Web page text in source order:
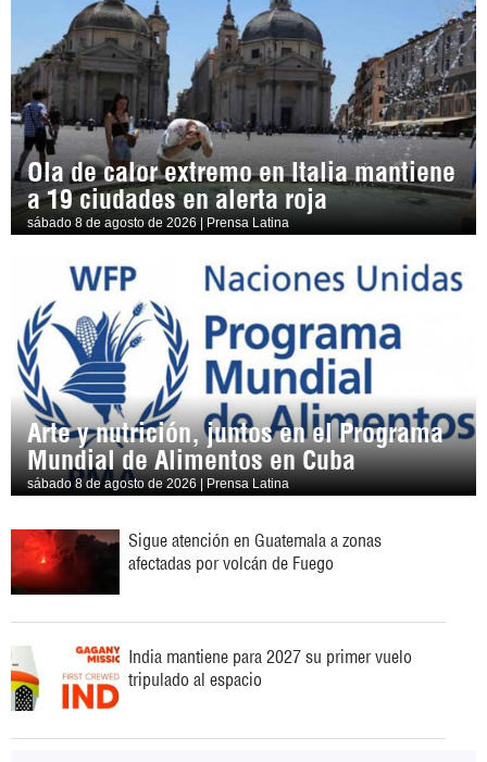
Ola de calor extremo en Italia mantiene
a 19 ciudades en alerta roja
sábado 8 de agosto de 2026 | Prensa Latina
Arte y nutrición, juntos en el Programa
Mundial de Alimentos en Cuba
sábado 8 de agosto de 2026 | Prensa Latina
Sigue atención en Guatemala a zonas
afectadas por volcán de Fuego
India mantiene para 2027 su primer vuelo
tripulado al espacio